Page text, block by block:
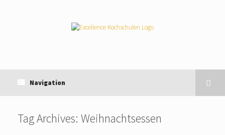
Navigation
Tag Archives: Weihnachtsessen